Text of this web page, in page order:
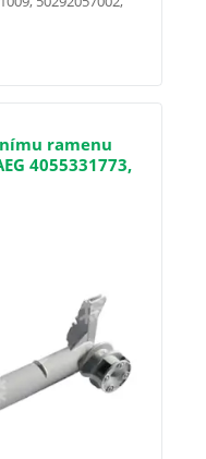
ramenu
4055331773,